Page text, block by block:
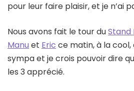
pour leur faire plaisir, et je n’ai
Nous avons fait le tour duStand
Manu et Eric ce matin, à la
sympa et je crois pouvoir dire
les 3 apprécié.